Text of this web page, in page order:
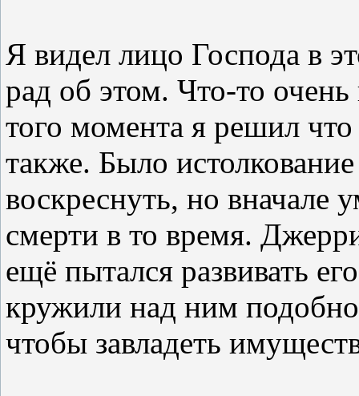
Я видел лицо Господа в
рад об этом. Что-то
того момента я решил
также. Было
воскреснуть, но вначале
смерти в то время.
ещё пытался развивать
кружили над ним
чтобы завладеть